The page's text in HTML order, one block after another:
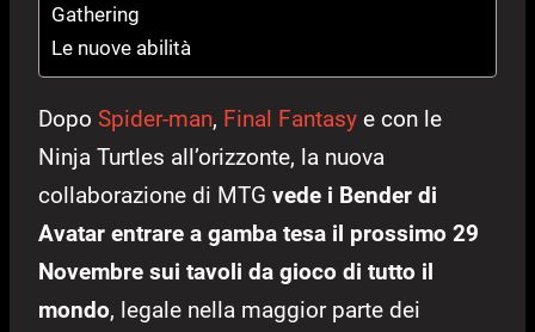
Gathering
Le nuove abilità
Dopo Spider-man, Final Fantasy e con le
Ninja Turtles all’orizzonte, la nuova
collaborazione di MTG vede i Bender di
Avatar entrare a gamba tesa il prossimo 29
Novembre sui tavoli da gioco di tutto il
mondo, legale nella maggior parte dei